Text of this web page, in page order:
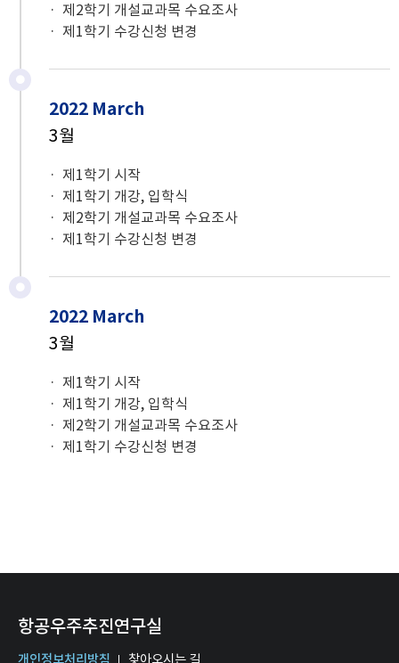
제2학기 개설교과목 수요조사
제1학기 수강신청 변경
2022 March
3월
제1학기 시작
제1학기 개강, 입학식
제2학기 개설교과목 수요조사
제1학기 수강신청 변경
2022 March
3월
제1학기 시작
제1학기 개강, 입학식
제2학기 개설교과목 수요조사
제1학기 수강신청 변경
항공우주추진연구실
개인정보처리방침 찾아오시는 길